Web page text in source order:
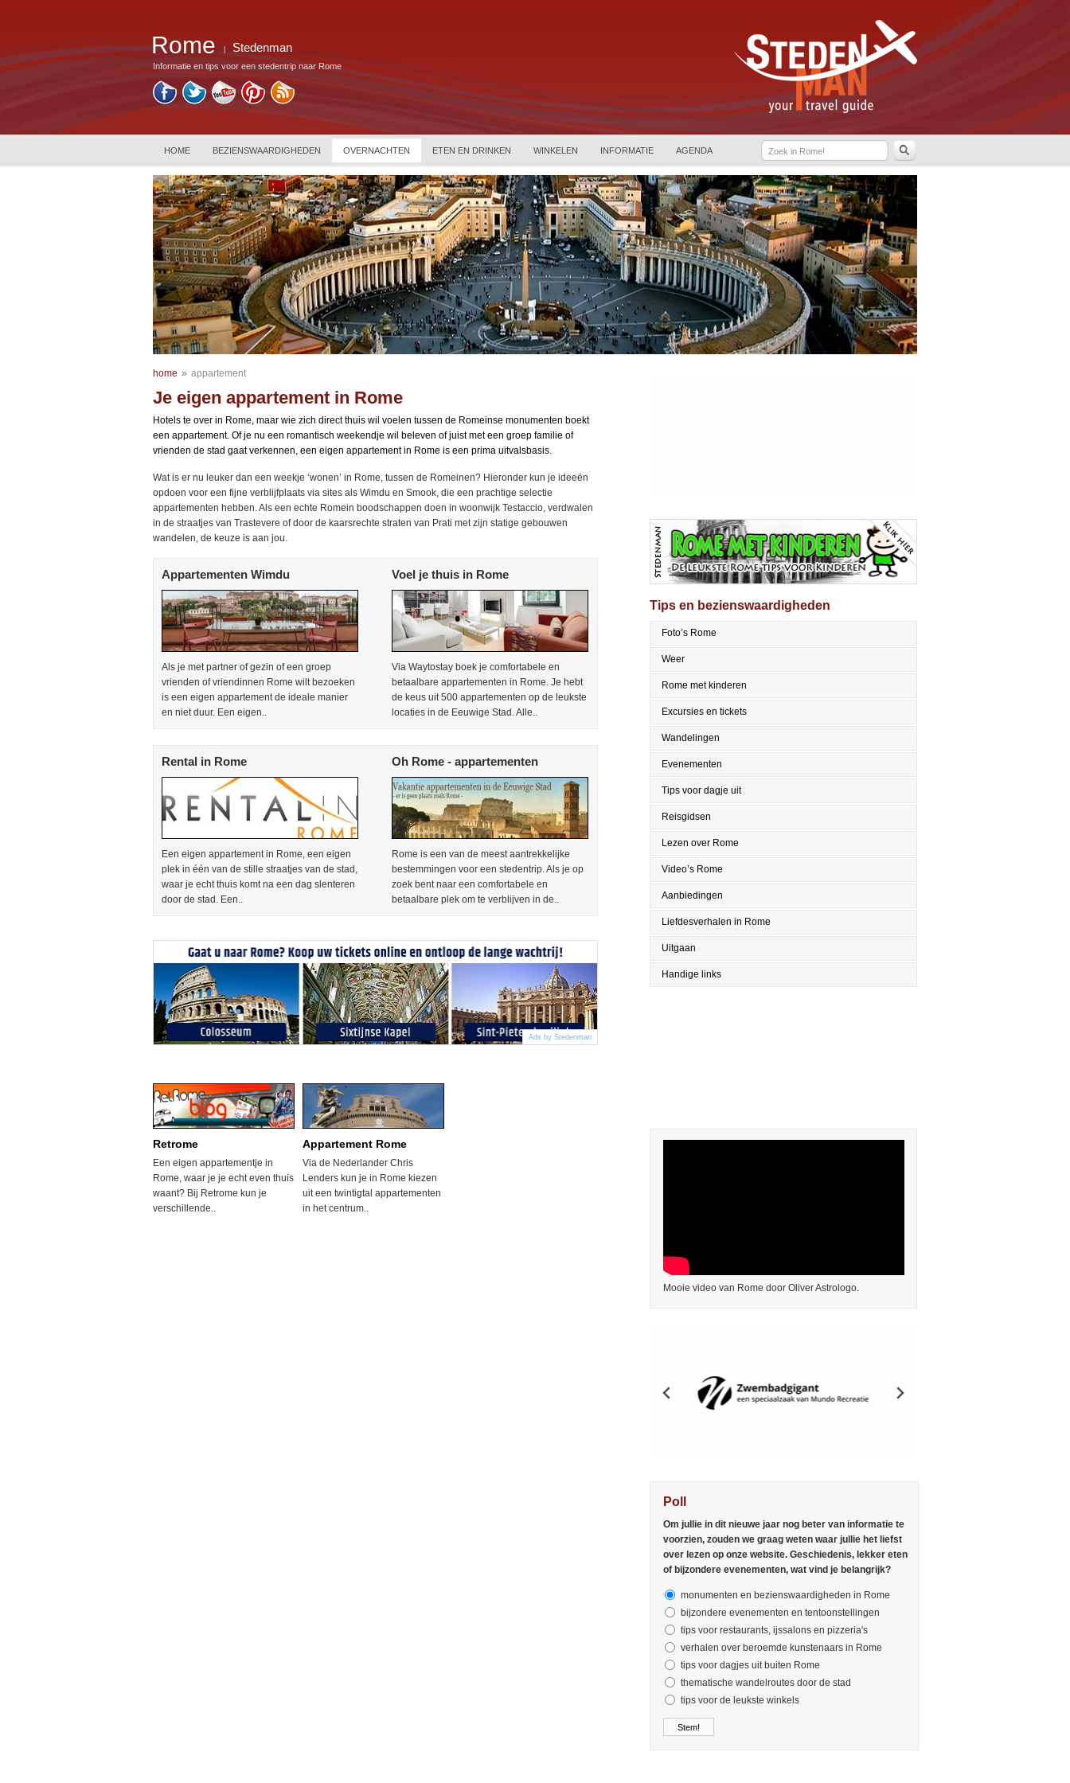
Rome Stedenman
Informatie en tips voor een stedentrip naar Rome
HOME BEZIENSWAARDIGHEDEN OVERNACHTEN ETEN EN DRINKEN WINKELEN INFORMATIE AGENDA
home » appartement
Je eigen appartement in Rome
Hotels te over in Rome, maar wie zich direct thuis wil voelen tussen de Romeinse monumenten boekt
een appartement. Of je nu een romantisch weekendje wil beleven of juist met een groep familie of
vrienden de stad gaat verkennen, een eigen appartement in Rome is een prima uitvalsbasis.
Wat is er nu leuker dan een weekje ‘wonen’ in Rome, tussen de Romeinen? Hieronder kun je ideeën
opdoen voor een fijne verblijfplaats via sites als Wimdu en Smook, die een prachtige selectie
appartementen hebben. Als een echte Romein boodschappen doen in woonwijk Testaccio, verdwalen
in de straatjes van Trastevere of door de kaarsrechte straten van Prati met zijn statige gebouwen
wandelen, de keuze is aan jou.
Appartementen Wimdu
Als je met partner of gezin of een groep
vrienden of vriendinnen Rome wilt bezoeken
is een eigen appartement de ideale manier
en niet duur. Een eigen..
Voel je thuis in Rome
Via Waytostay boek je comfortabele en
betaalbare appartementen in Rome. Je hebt
de keus uit 500 appartementen op de leukste
locaties in de Eeuwige Stad. Alle..
Rental in Rome
Een eigen appartement in Rome, een eigen
plek in één van de stille straatjes van de stad,
waar je echt thuis komt na een dag slenteren
door de stad. Een..
Oh Rome - appartementen
Rome is een van de meest aantrekkelijke
bestemmingen voor een stedentrip. Als je op
zoek bent naar een comfortabele en
betaalbare plek om te verblijven in de..
Ads by Stedenman
Retrome
Een eigen appartementje in
Rome, waar je je echt even thuis
waant? Bij Retrome kun je
verschillende..
Appartement Rome
Via de Nederlander Chris
Lenders kun je in Rome kiezen
uit een twintigtal appartementen
in het centrum..
Tips en bezienswaardigheden
Foto’s Rome
Weer
Rome met kinderen
Excursies en tickets
Wandelingen
Evenementen
Tips voor dagje uit
Reisgidsen
Lezen over Rome
Video’s Rome
Aanbiedingen
Liefdesverhalen in Rome
Uitgaan
Handige links
Mooie video van Rome door Oliver Astrologo.
Poll
Om jullie in dit nieuwe jaar nog beter van informatie te
voorzien, zouden we graag weten waar jullie het liefst
over lezen op onze website. Geschiedenis, lekker eten
of bijzondere evenementen, wat vind je belangrijk?
monumenten en bezienswaardigheden in Rome
bijzondere evenementen en tentoonstellingen
tips voor restaurants, ijssalons en pizzeria's
verhalen over beroemde kunstenaars in Rome
tips voor dagjes uit buiten Rome
thematische wandelroutes door de stad
tips voor de leukste winkels